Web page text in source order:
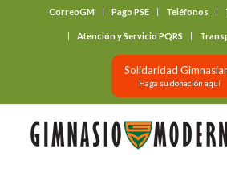
CorreoGM Pago PSE Teléfonos
Atención y Servicio PQRS
Solidaridad
Haga su donación aquí